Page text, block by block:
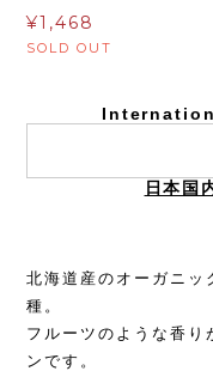
¥1,468
SOLD OUT
日本国
北海道産のオーガニッ
種。
フルーツのような香り
ンです。